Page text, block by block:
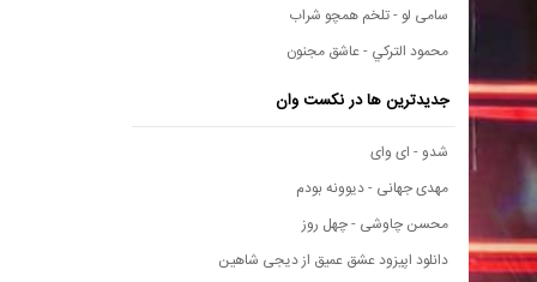
سامی لو - تلخم همچو شراب
محمود التركي - عاشق مجنون
جدیدترین ها در نکست وان
شدو - ای وای
مهدی جهانی - دیوونه بودم
محسن چاوشی - چهل روز
دانلود اپیزود عشق عمیق از دیجی شاهین